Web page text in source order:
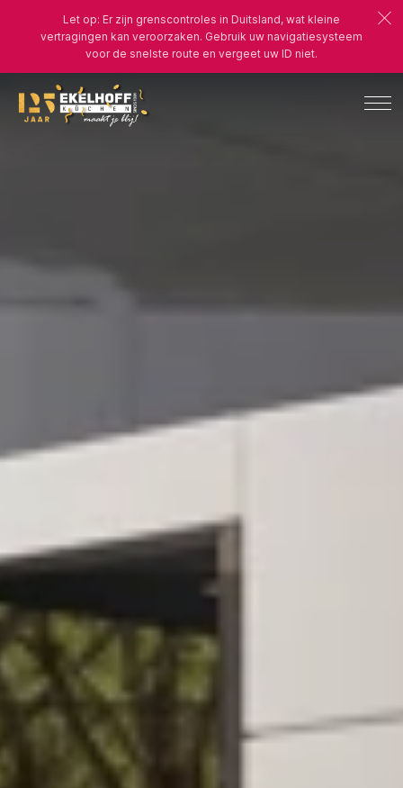
Let op: Er zijn grenscontroles in Duitsland, wat kleine
vertragingen kan veroorzaken. Gebruik uw navigatiesysteem
voor de snelste route en vergeet uw ID niet.